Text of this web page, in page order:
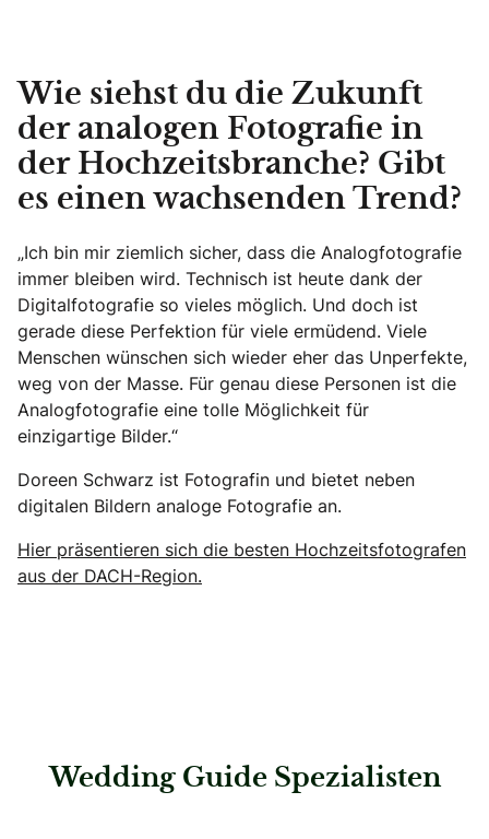
Wie siehst du die Zukunft
der analogen Fotografie in
der Hochzeitsbranche? Gibt
es einen wachsenden Trend?
„Ich bin mir ziemlich sicher, dass die Analogfotografie
immer bleiben wird. Technisch ist heute dank der
Digitalfotografie so vieles möglich. Und doch ist
gerade diese Perfektion für viele ermüdend. Viele
Menschen wünschen sich wieder eher das Unperfekte,
weg von der Masse. Für genau diese Personen ist die
Analogfotografie eine tolle Möglichkeit für
einzigartige Bilder.“
Doreen Schwarz ist Fotografin und bietet neben
digitalen Bildern analoge Fotografie an.
Hier präsentieren sich die besten Hochzeitsfotografen
aus der DACH-Region.
Wedding Guide Spezialisten